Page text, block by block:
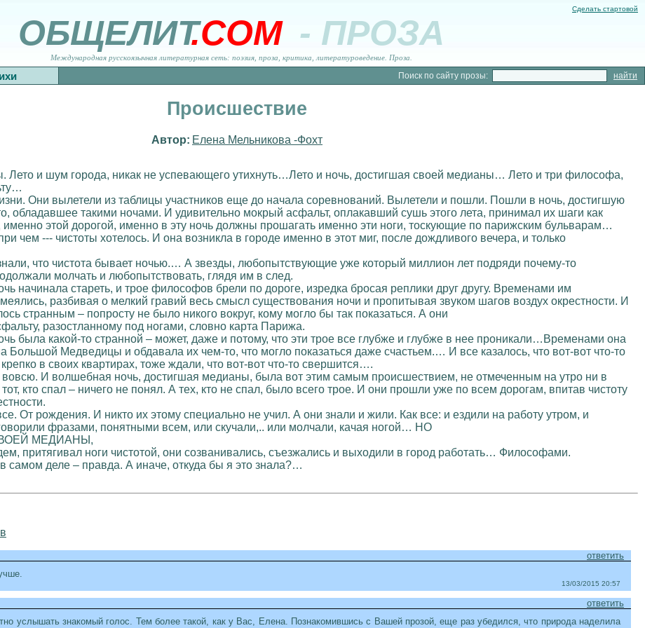
Сделать стартовой
ОБЩЕЛИТ.COM - ПРОЗА
Международная русскоязычная литературная сеть: поэзия, проза, критика, литературоведение. Проза.
Поиск по сайту прозы:
Происшествие
Автор: Елена Мельникова -Фохт
Лето и шум города, никак не успевающего утихнуть…Лето и ночь, достигшая своей медианы… Лето и три философа,
Они вылетели из таблицы участников еще до начала соревнований. Вылетели и пошли. Пошли в ночь, достигшую
обладавшее такими ночами. И удивительно мокрый асфальт, оплакавший сушь этого лета, принимал их шаги как
именно этой дорогой, именно в эту ночь должны прошагать именно эти ноги, тоскующие по парижским бульварам…
чем --- чистоты хотелось. И она возникла в городе именно в этот миг, после дождливого вечера, и только
что чистота бывает ночью.… А звезды, любопытствующие уже который миллион лет подряди почему-то
молчать и любопытствовать, глядя им в след.
начинала стареть, и трое философов брели по дороге, изредка бросая реплики друг другу. Временами им
разбивая о мелкий гравий весь смысл существования ночи и пропитывая звуком шагов воздух окрестности. И
странным – попросту не было никого вокруг, кому могло бы так показаться. А они
разостланному под ногами, словно карта Парижа.
была какой-то странной – может, даже и потому, что эти трое все глубже и глубже в нее проникали…Временами она
Большой Медведицы и обдавала их чем-то, что могло показаться даже счастьем.… И все казалось, что вот-вот что-то
в своих квартирах, тоже ждали, что вот-вот что-то свершится….
вовсю. И волшебная ночь, достигшая медианы, была вот этим самым происшествием, не отмеченным на утро ни в
кто спал – ничего не понял. А тех, кто не спал, было всего трое. И они прошли уже по всем дорогам, впитав чистоту
От рождения. И никто их этому специально не учил. А они знали и жили. Как все: и ездили на работу утром, и
фразами, понятными всем, или скучали,.. или молчали, качая ногой… НО
МЕДИАНЫ,
притягивал ноги чистотой, они созванивались, съезжались и выходили в город работать… Философами.
самом деле – правда. А иначе, откуда бы я это знала?…
ответить
13/03/2015 20:57
ответить
услышать знакомый голос. Тем более такой, как у Вас, Елена. Познакомившись с Вашей прозой, еще раз убедился, что природа наделила